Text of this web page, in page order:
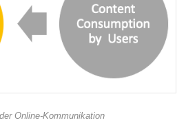
Online-Kommunikation